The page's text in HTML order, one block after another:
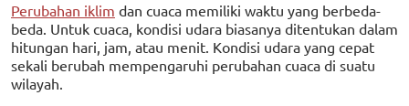
Perubahan iklim dan cuaca memiliki waktu yang berbeda-
beda. Untuk cuaca, kondisi udara biasanya ditentukan dalam
hitungan hari, jam, atau menit. Kondisi udara yang cepat
sekali berubah mempengaruhi perubahan cuaca di suatu
wilayah.